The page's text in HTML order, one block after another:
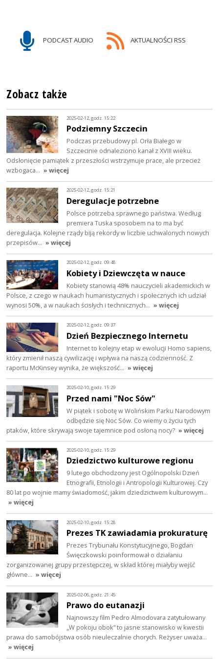
PODCAST AUDIO AKTUALNOŚCI RSS
Zobacz także
2025-02-12, godz. 15:22
Podziemny Szczecin
Podczas przebudowy pl. Orła Białego w
Szczecinie odnaleziono kanał z XVIII wieku.
Odsłonięcie pamiątek z przeszłości wstrzymuje prace, ale przecież
wzbogaca… » więcej
2025-02-12, godz. 15:21
Deregulacje potrzebne
Polsce potrzeba sprawnego państwa. Według
premiera Tuska sposobem na to ma być
deregulacja. Kolejne rządy biją rekordy w liczbie uchwalonych nowych
przepisów… » więcej
2025-02-12, godz. 09:48
Kobiety i Dziewczęta w nauce
Kobiety stanowią 48% nauczycieli akademickich w
Polsce, z czego w naukach humanistycznych i społecznych ich udział
wynosi 50%, a w naukach ścisłych i technicznych… » więcej
2025-02-12, godz. 09:37
Dzień Bezpiecznego Internetu
Internet to kolejny etap w ewolucji Homo sapiens,
który zmienił naszą cywilizację i wpływa na naszą codzienność. Z
raportu McKinsey wynika, że większość… » więcej
2025-02-10, godz. 15:29
Przed nami "Noc Sów"
W piątek i sobotę w Wolińskim Parku Narodowym
odbędzie się Noc Sów. Co wiemy o życiu tych
ptaków, które skrywają swoje tajemnice pod osłoną nocy? » więcej
2025-02-10, godz. 15:29
Dziedzictwo kulturowe regionu
9 lutego obchodzony jest Ogólnopolski Dzień
Etnografii, Etnologii i Antropologii Kulturowej. Czy
80 lat po wojnie mamy świadomość, jakim dziedzictwem kulturowym…
» więcej
2025-02-10, godz. 15:28
Prezes TK zawiadamia prokuraturę
Prezes Trybunału Konstytucyjnego, Bogdan
Święczkowski poinformował o działaniu
zorganizowanej grupy przestępczej, w skład której miałyby wejść
główne… » więcej
2025-02-06, godz. 21:45
Prawo do eutanazji
Najnowszy film Pedro Almodovara zatytułowany
„W pokoju obok” to jasne stanowisko w kwestii
prawa do samobójstwa osób nieuleczalnie chorych. Reżyser uważa…
» więcej